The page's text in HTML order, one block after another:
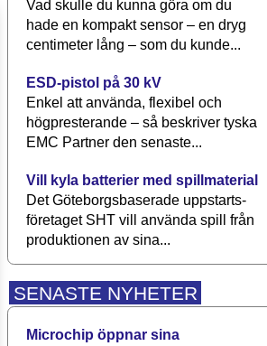
Vad skulle du kunna göra om du
hade en kompakt sensor – en dryg
centimeter lång – som du kunde...
ESD-pistol på 30 kV
Enkel att använda, flexibel och
högpresterande – så beskriver tyska
EMC Partner den senaste...
Vill kyla batterier med spillmaterial
Det Göteborgsbaserade upp­starts­
företaget SHT vill använda spill från
produktionen av sina...
SENASTE NYHETER
Microchip öppnar sina